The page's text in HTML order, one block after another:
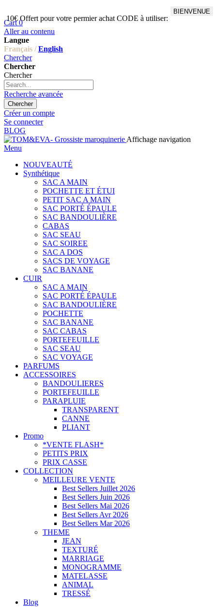
10€ Offert pour votre permier achat CODE à utiliser:
BIENVENUE
Cart 0
Aller au contenu
Langue
Français / English
Chercher
Chercher
Chercher
Recherche avancée
Chercher
Créer un compte
Se connecter
BLOG
Affichage navigation
Menu
NOUVEAUTÉ
Synthétique
SAC A MAIN
POCHETTE ET ÉTUI
PETIT SAC A MAIN
SAC PORTÉ ÉPAULE
SAC BANDOULIÈRE
CABAS
SAC SEAU
SAC SOIREE
SAC A DOS
SACS DE VOYAGE
SAC BANANE
CUIR
SAC A MAIN
SAC PORTÉ ÉPAULE
SAC BANDOULIÈRE
POCHETTE
SAC BANANE
SAC CABAS
PORTEFEUILLE
SAC SEAU
SAC VOYAGE
PARFUMS
ACCESSOIRES
BANDOULIERES
PORTEFEUILLE
PARAPLUIE
TRANSPARENT
CANNE
PLIANT
Promo
*VENTE FLASH*
PETITS PRIX
PRIX CASSE
COLLECTION
MEILLEURE VENTE
Best Sellers Juillet 2026
Best Sellers Juin 2026
Best Sellers Mai 2026
Best Sellers Avr 2026
Best Sellers Mar 2026
THEME
JEAN
TEXTURÉ
MARRIAGE
MONOGRAMME
MATELASSE
ANIMAL
TRESSÉ
Blog